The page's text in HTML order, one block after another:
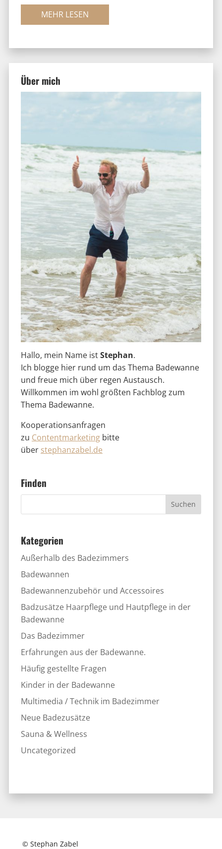
MEHR LESEN
Über mich
Hallo, mein Name istStephan.
Ich blogge hier rund um das Thema Badewanne
und freue mich über regen Austausch.
Willkommen im wohl größten Fachblog zum
Thema Badewanne.
Kooperationsanfragen
zu Contentmarketingbitte
über stephanzabel.de
Finden
Kategorien
Außerhalb des Badezimmers
Badewannen
Badewannenzubehör und Accessoires
Badzusätze Haarpflege und Hautpflege in der
Badewanne
Das Badezimmer
Erfahrungen aus der Badewanne.
Häufig gestellte Fragen
Kinder in der Badewanne
Multimedia / Technik im Badezimmer
Neue Badezusätze
Sauna & Wellness
Uncategorized
© Stephan Zabel